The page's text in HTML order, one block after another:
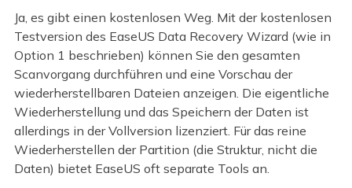
Ja, es gibt einen kostenlosen Weg. Mit der kostenlosen
Testversion des EaseUS Data Recovery Wizard (wie in
Option 1 beschrieben) können Sie den gesamten
Scanvorgang durchführen und eine Vorschau der
wiederherstellbaren Dateien anzeigen. Die eigentliche
Wiederherstellung und das Speichern der Daten ist
allerdings in der Vollversion lizenziert. Für das reine
Wiederherstellen der Partition (die Struktur, nicht die
Daten) bietet EaseUS oft separate Tools an.